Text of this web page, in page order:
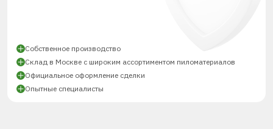
Собственное производство
Склад в Москве с широким ассортиментом пиломатериалов
Официальное оформление сделки
Опытные специалисты